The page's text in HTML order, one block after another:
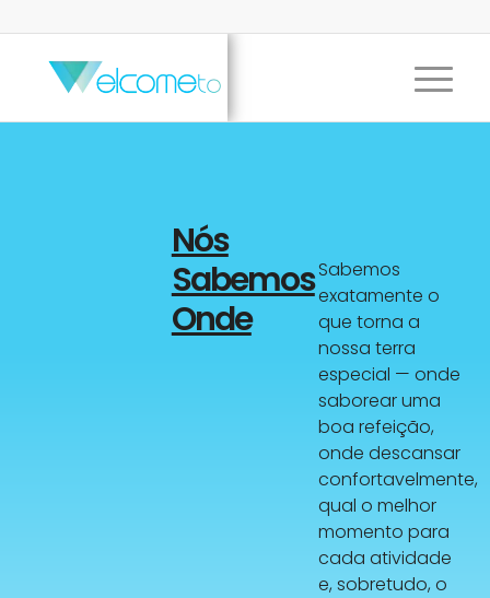
Nós
Sabemos
Onde
Sabemos
exatamente o
que torna a
nossa terra
especial — onde
saborear uma
boa refeição,
onde descansar
confortavelmente,
qual o melhor
momento para
cada atividade
e, sobretudo, o